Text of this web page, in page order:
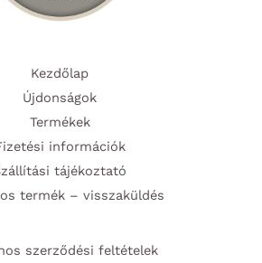
Kezdőlap
Újdonságok
Termékek
információk
tájékoztató
termék – visszaküldés
szerződési feltételek